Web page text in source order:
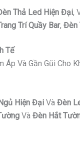
Thả Led Hiện Đại,
Trí Quầy Bar, Đèn
Tế
Áp Và Gần Gũi Cho
Hiện Đại Và Đèn
Và Đèn Hắt